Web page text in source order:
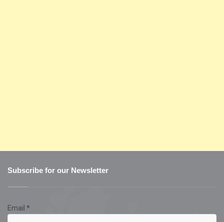
Subscribe for our Newsletter
Email *